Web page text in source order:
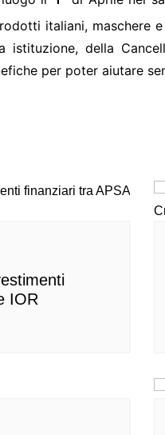
italiani, maschere
istituzione, della
per poter aiutare
IOR